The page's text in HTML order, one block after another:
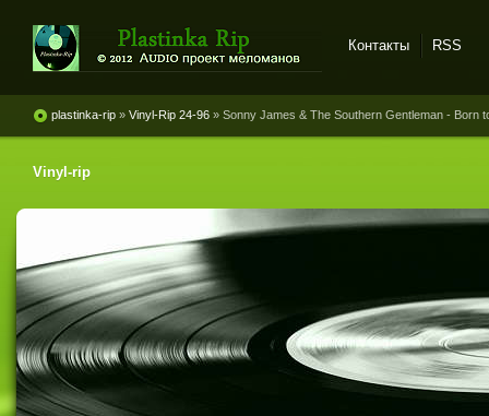
винила и магнитоальбомов
Контакты RSS
plastinka-rip » Vinyl-Rip 24-96 » Sonny James & The Southern Gentleman - Born
Vinyl-rip